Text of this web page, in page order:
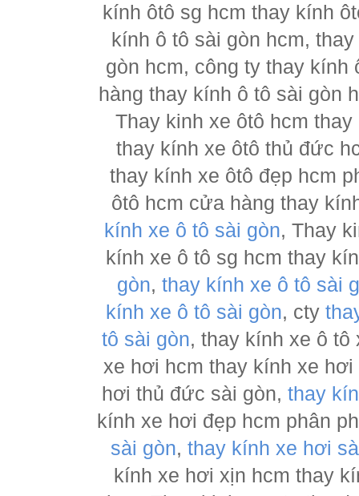
kính ôtô sg hcm thay kính
kính ô tô sài gòn hcm,
gòn hcm, công ty thay
hàng thay kính ô tô sài gòn
Thay kinh xe ôtô hcm
thay kính xe ôtô thủ đức
thay kính xe ôtô đẹp hcm
ôtô hcm cửa hàng thay
kính xe ô tô sài gòn, Thay
kính xe ô tô sg hcm thay
gòn, thay kính xe ô tô sài
kính xe ô tô sài gòn, cty
tô sài gòn, thay kính xe ô
xe hơi hcm thay kính xe
hơi thủ đức sài gòn, thay
kính xe hơi đẹp hcm phân
sài gòn, thay kính xe hơi
kính xe hơi xịn hcm thay